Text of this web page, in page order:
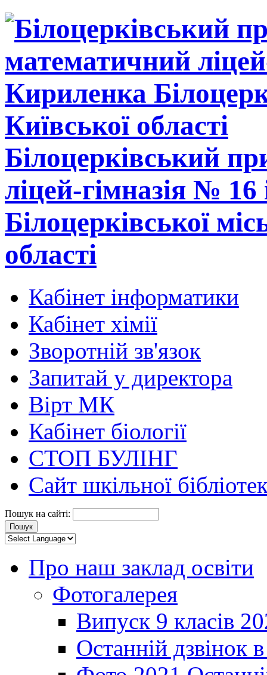
Білоцерківський
ліцей-гімназія №
Білоцерківської
області
Кабінет інформатики
Кабінет хімії
Зворотній зв'язок
Запитай у директора
Вірт МК
Кабінет біології
СТОП БУЛІНГ
Сайт шкільної
Пошук на сайті:
Про наш заклад освіти
Фотогалерея
Випуск 9 класів
Останній дзвінок